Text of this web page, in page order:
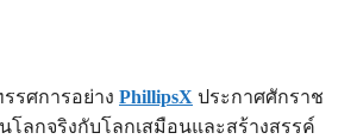
รศการอย่าง PhillipsX ประกาศศักราช
ลกจริงกับโลกเสมือนและสร้างสรรค์